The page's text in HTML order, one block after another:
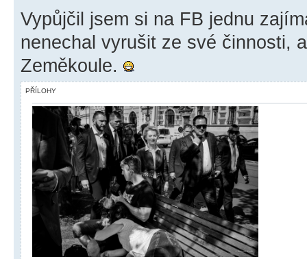
Vypůjčil jsem si na FB jednu
nenechal vyrušit ze své činnosti,
Zeměkoule.
PŘÍLOHY